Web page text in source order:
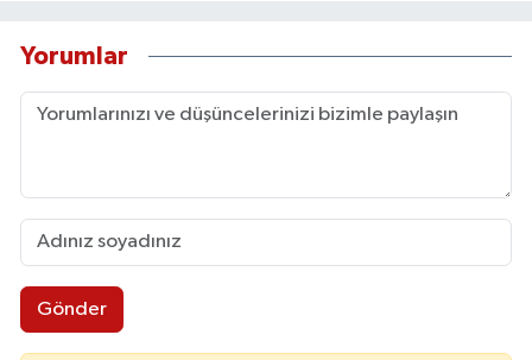
Yorumlar
Gönder